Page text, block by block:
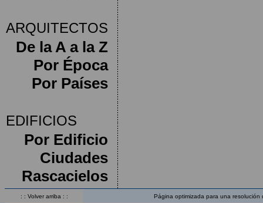
ARQUITECTOS
De la A a la Z
Por Época
Por Países
EDIFICIOS
Por Edificio
Ciudades
Rascacielos
: : Volver arriba : : Página optimizada para una